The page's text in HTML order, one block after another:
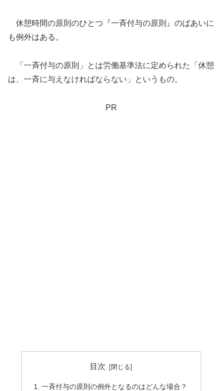
休憩時間の原則のひとつ『一斉付与の原則』のばあいに
も例外はある。
「一斉付与の原則」とは労働基準法に定められた「休憩
は、一斉に与えなければならない」というもの。
PR
目次
一斉付与の原則の例外となるのはどんな場合？